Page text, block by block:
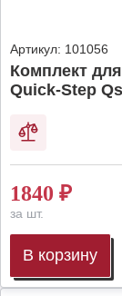
Артикул: 101056
Комплект
Quick-Step
1840 ₽
за шт.
В корзину